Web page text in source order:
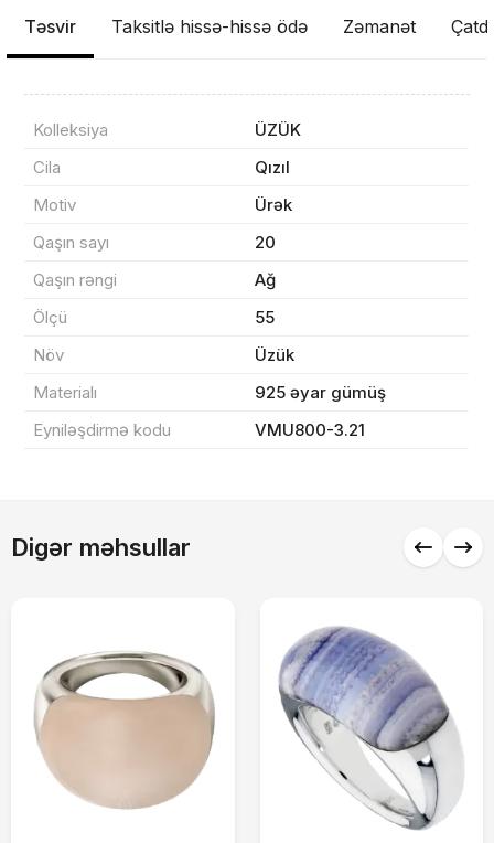
Təsvir Taksitlə hissə-hissə ödə Zəmanət
Kolleksiya
ÜZÜK
Cila
Qızıl
Motiv
Ürək
Qaşın sayı
20
Qaşın rəngi
Ağ
Ölçü
55
Növ
Üzük
Materialı
925 əyar gümüş
Eyniləşdirmə kodu
VMU800-3.21
Digər məhsullar
Yekun məbləğ 0 ₼
Alış-verişə davam et